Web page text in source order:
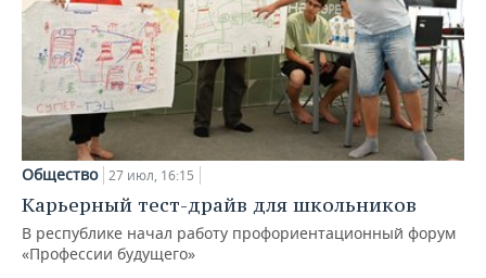
Общество 27 июл, 16:15
Карьерный тест-драйв для школьников
В республике начал работу профориентационный форум
«Профессии будущего»